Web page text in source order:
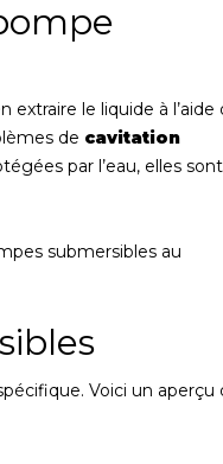
extraire le liquide à l’aide
de cavitation
par l’eau, elles sont
submersibles au
Voici un aperçu